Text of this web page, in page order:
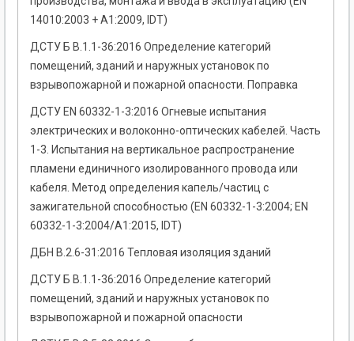
14010:2003 + A1:2009, IDT)
ДСТУ Б В.1.1-36:2016 Определение категорий
помещений, зданий и наружных установок по
взрывопожарной и пожарной опасности. Поправка
ДСТУ EN 60332-1-3:2016 Огневые испытания
электрических и волоконно-оптических кабелей. Часть
1-3. Испытания на вертикальное распространение
пламени единичного изолированного провода или
кабеля. Метод определения капель/частиц с
зажигательной способностью (EN 60332-1-3:2004; EN
60332-1-3:2004/A1:2015, IDT)
ДБН В.2.6-31:2016 Тепловая изоляция зданий
ДСТУ Б В.1.1-36:2016 Определение категорий
помещений, зданий и наружных установок по
взрывопожарной и пожарной опасности